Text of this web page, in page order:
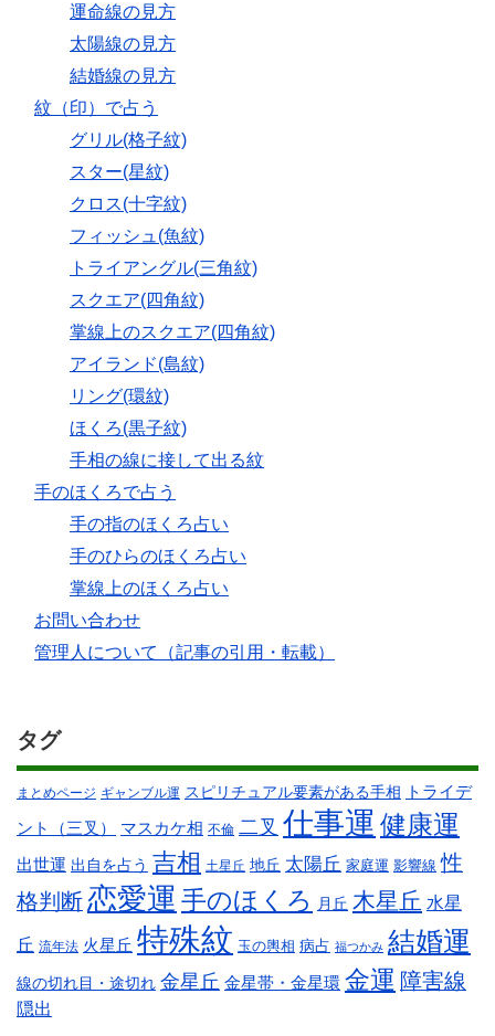
運命線の見方
太陽線の見方
結婚線の見方
紋（印）で占う
グリル(格子紋)
スター(星紋)
クロス(十字紋)
フィッシュ(魚紋)
トライアングル(三角紋)
スクエア(四角紋)
掌線上のスクエア(四角紋)
アイランド(島紋)
リング(環紋)
ほくろ(黒子紋)
手相の線に接して出る紋
手のほくろで占う
手の指のほくろ占い
手のひらのほくろ占い
掌線上のほくろ占い
お問い合わせ
管理人について（記事の引用・転載）
タグ
まとめページ ギャンブル運 スピリチュアル要素がある手相 トライデ
ント（三叉） マスカケ相 不倫 二叉 仕事運 健康運
出世運 出自を占う 吉相 土星丘 地丘 太陽丘 家庭運 影響線 性
格判断恋愛運 手のほくろ 月丘 木星丘 水星
丘 流年法 火星丘 特殊紋 玉の輿相 病占 福つかみ 結婚運
線の切れ目・途切れ 金星丘 金星帯・金星環 金運 障害線
隠出